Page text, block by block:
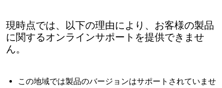
現時点では、以下の理由により、お客様の製品
に関するオンラインサポートを提供できませ
ん。
この地域では製品のバージョンはサポートされていませ